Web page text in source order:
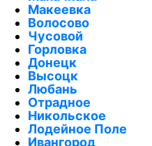
Макеевка
Волосово
Чусовой
Горловка
Донецк
Высоцк
Любань
Отрадное
Никольское
Лодейное Поле
Ивангород